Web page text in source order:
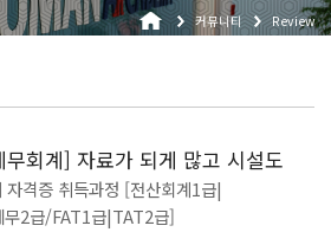
커뮤니티 Review
무회계] 자료가 되게 많고 시설도
자격증 취득과정 [전산회계1급|
무2급/FAT1급|TAT2급]